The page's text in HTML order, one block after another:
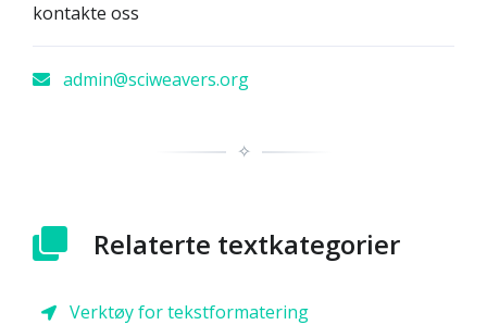
kontakte oss
admin@sciweavers.org
✧
Relaterte textkategorier
Verktøy for tekstformatering